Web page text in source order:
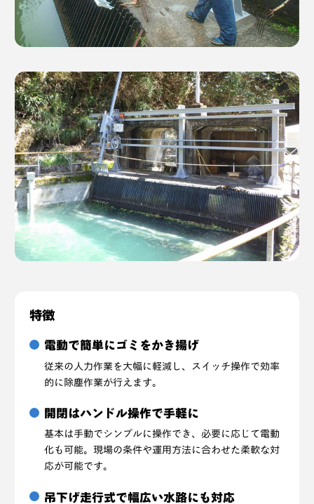
特徴
電動で簡単にゴミをかき揚げ
従来の人力作業を大幅に軽減し、スイッチ操作で効率
的に除塵作業が行えます。
開閉はハンドル操作で手軽に
基本は手動でシンプルに操作でき、必要に応じて電動
化も可能。現場の条件や運用方法に合わせた柔軟な対
応が可能です。
吊下げ走行式で幅広い水路にも対応